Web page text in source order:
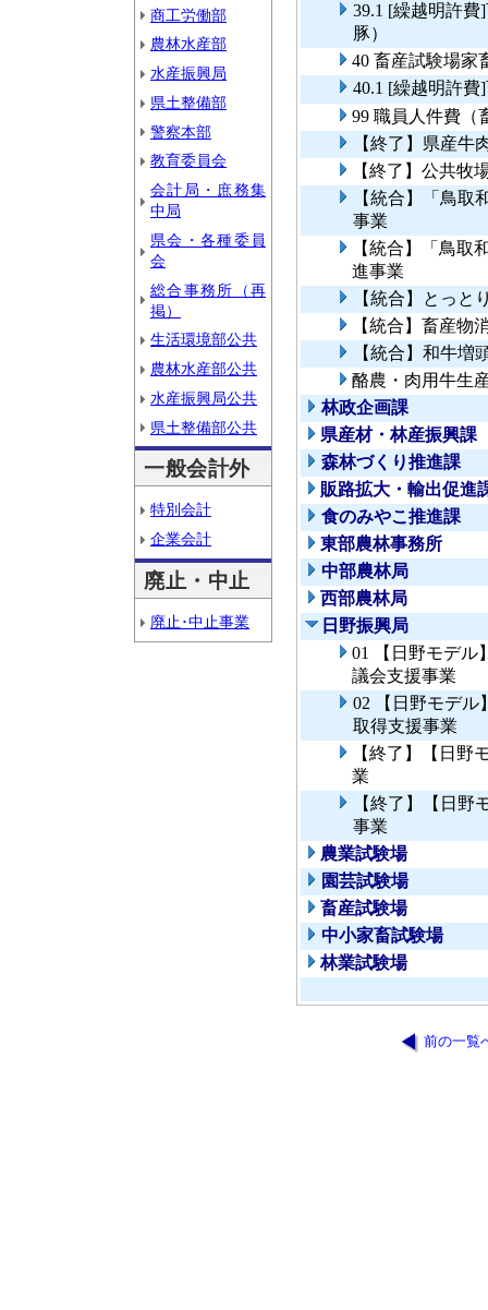
商工労働部
農林水産部
水産振興局
県土整備部
警察本部
教育委員会
会計局・庶務集
中局
県会・各種委員
会
総合事務所（再
掲）
生活環境部公共
農林水産部公共
水産振興局公共
県土整備部公共
一般会計外
特別会計
企業会計
廃止・中止
廃止･中止事業
39.1 [繰越明許
豚）
40 畜産試験場家
40.1 [繰越明許
99 職員人件費（
【終了】県産牛
【終了】公共牧
【統合】「鳥取
事業
【統合】「鳥取
進事業
【統合】とっと
【統合】畜産物
【統合】和牛増
酪農・肉用牛生
林政企画課
県産材・林産振興課
森林づくり推進課
販路拡大・輸出促進
食のみやこ推進課
東部農林事務所
中部農林局
西部農林局
日野振興局
01 【日野モデル
議会支援事業
02 【日野モデル
取得支援事業
【終了】【日野
業
【終了】【日野
事業
農業試験場
園芸試験場
畜産試験場
中小家畜試験場
林業試験場
前の一覧